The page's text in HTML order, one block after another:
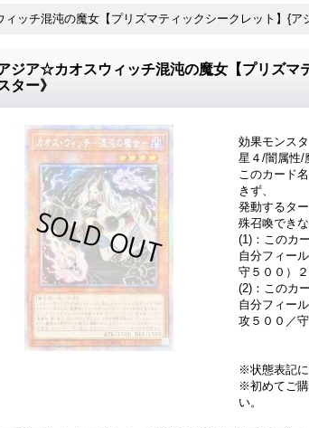
ッチ混沌の魔女【プリズマティックシークレット】{ア
ジア☆カオスウィッチ混沌の魔女【プリズマ
ター》
効果モンス
星４/闇属性/
このカード
きず、
発動するタ
殊召喚できな
(1)：このカ
自分フィー
守５００）
(2)：このカ
自分フィー
攻５００／
※状態表記に
※初めてご購
い。